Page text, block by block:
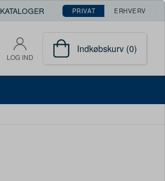
KATALOGER PRIVAT ERHVERV
LOG IND
Indkøbskurv (0)